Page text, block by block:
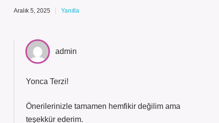
Aralık 5, 2025 Yanıtla
admin
Yonca Terzi!
Önerilerinizle tamamen hemfikir değilim ama
teşekkür ederim.